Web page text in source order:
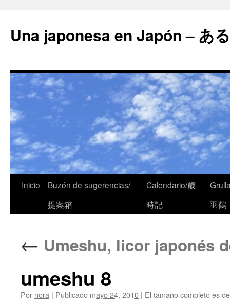
Una japonesa en Japón – あ
Inicio
Buzón de sugerencias/
提案箱
Calendario/歳
時記
羽鶴
← Umeshu, licor japonés
umeshu 8
Por nora | Publicado mayo 24, 2010 | El tamaño completo es